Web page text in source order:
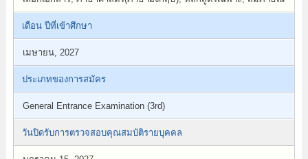
เดือน ปีที่เข้าศึกษา
เมษายน, 2027
ประเภทของการสมัคร
General Entrance Examination (3rd)
วันปิดรับการตรวจสอบคุณสมบัติรายบุคคล